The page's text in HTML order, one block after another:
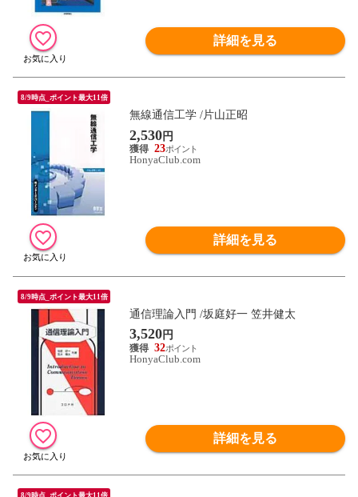
詳細を見る
8/9時点_ポイント最大11倍
無線通信工学 /片山正昭
2,530円
23
HonyaClub.com
詳細を見る
8/9時点_ポイント最大11倍
通信理論入門 /坂庭好一 笠井健太
3,520円
32
HonyaClub.com
詳細を見る